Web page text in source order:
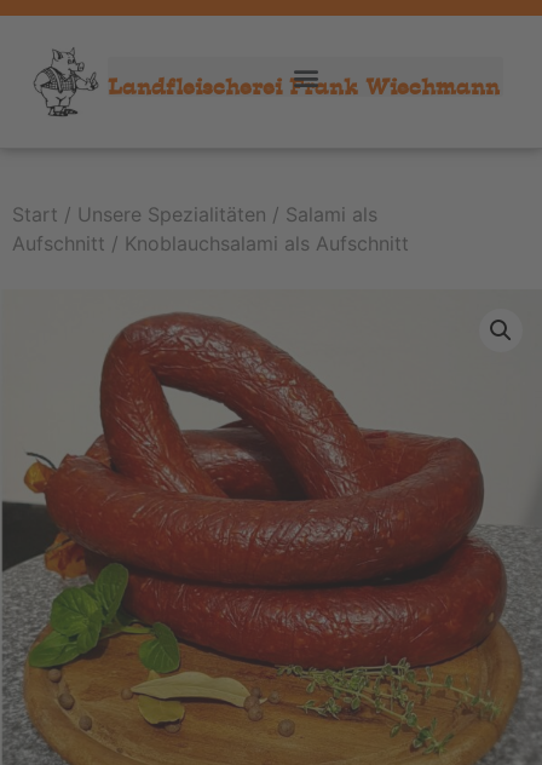
Landfleischerei Frank Wiechmann
Start / Unsere Spezialitäten / Salami als
Aufschnitt / Knoblauchsalami als Aufschnitt